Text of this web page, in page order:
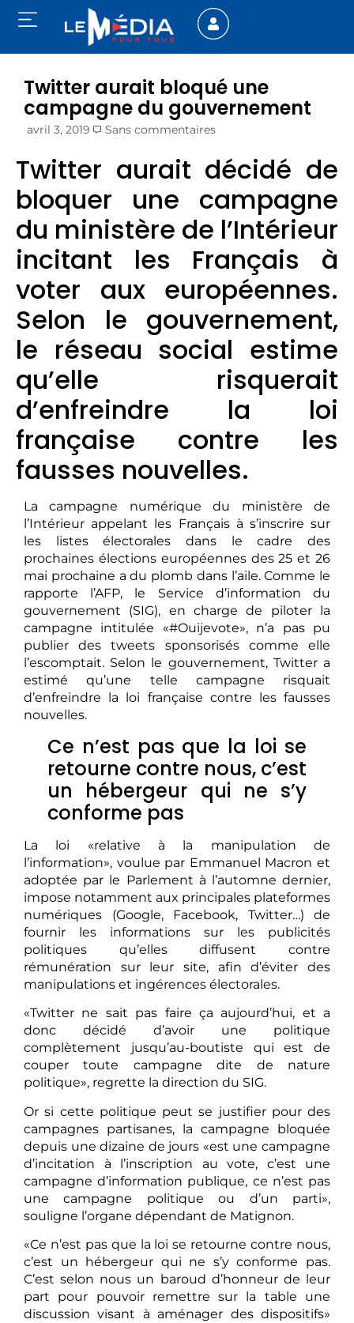
Twitter aurait bloqué une
campagne du gouvernement
avril 3, 2019 Sans commentaires
Twitter aurait décidé de
bloquer une campagne
du ministère de l’Intérieur
incitant les Français à
voter aux européennes.
Selon le gouvernement,
le réseau social estime
qu’elle risquerait
d’enfreindre la loi
française contre les
fausses nouvelles.
La campagne numérique du ministère de
l’Intérieur appelant les Français à s’inscrire sur
les listes électorales dans le cadre des
prochaines élections européennes des 25 et 26
mai prochaine a du plomb dans l’aile. Comme le
rapporte l’AFP, le Service d’information du
gouvernement (SIG), en charge de piloter la
campagne intitulée «#Ouijevote», n’a pas pu
publier des tweets sponsorisés comme elle
l’escomptait. Selon le gouvernement, Twitter a
estimé qu’une telle campagne risquait
d’enfreindre la loi française contre les fausses
nouvelles.
Ce n’est pas que la loi se
retourne contre nous, c’est
un hébergeur qui ne s’y
conforme pas
La loi «relative à la manipulation de
l’information», voulue par Emmanuel Macron et
adoptée par le Parlement à l’automne dernier,
impose notamment aux principales plateformes
numériques (Google, Facebook, Twitter…) de
fournir les informations sur les publicités
politiques qu’elles diffusent contre
rémunération sur leur site, afin d’éviter des
manipulations et ingérences électorales.
«Twitter ne sait pas faire ça aujourd’hui, et a
donc décidé d’avoir une politique
complètement jusqu’au-boutiste qui est de
couper toute campagne dite de nature
politique», regrette la direction du SIG.
Or si cette politique peut se justifier pour des
campagnes partisanes, la campagne bloquée
depuis une dizaine de jours «est une campagne
d’incitation à l’inscription au vote, c’est une
campagne d’information publique, ce n’est pas
une campagne politique ou d’un parti»,
souligne l’organe dépendant de Matignon.
«Ce n’est pas que la loi se retourne contre nous,
c’est un hébergeur qui ne s’y conforme pas.
C’est selon nous un baroud d’honneur de leur
part pour pouvoir remettre sur la table une
discussion visant à aménager des dispositifs»